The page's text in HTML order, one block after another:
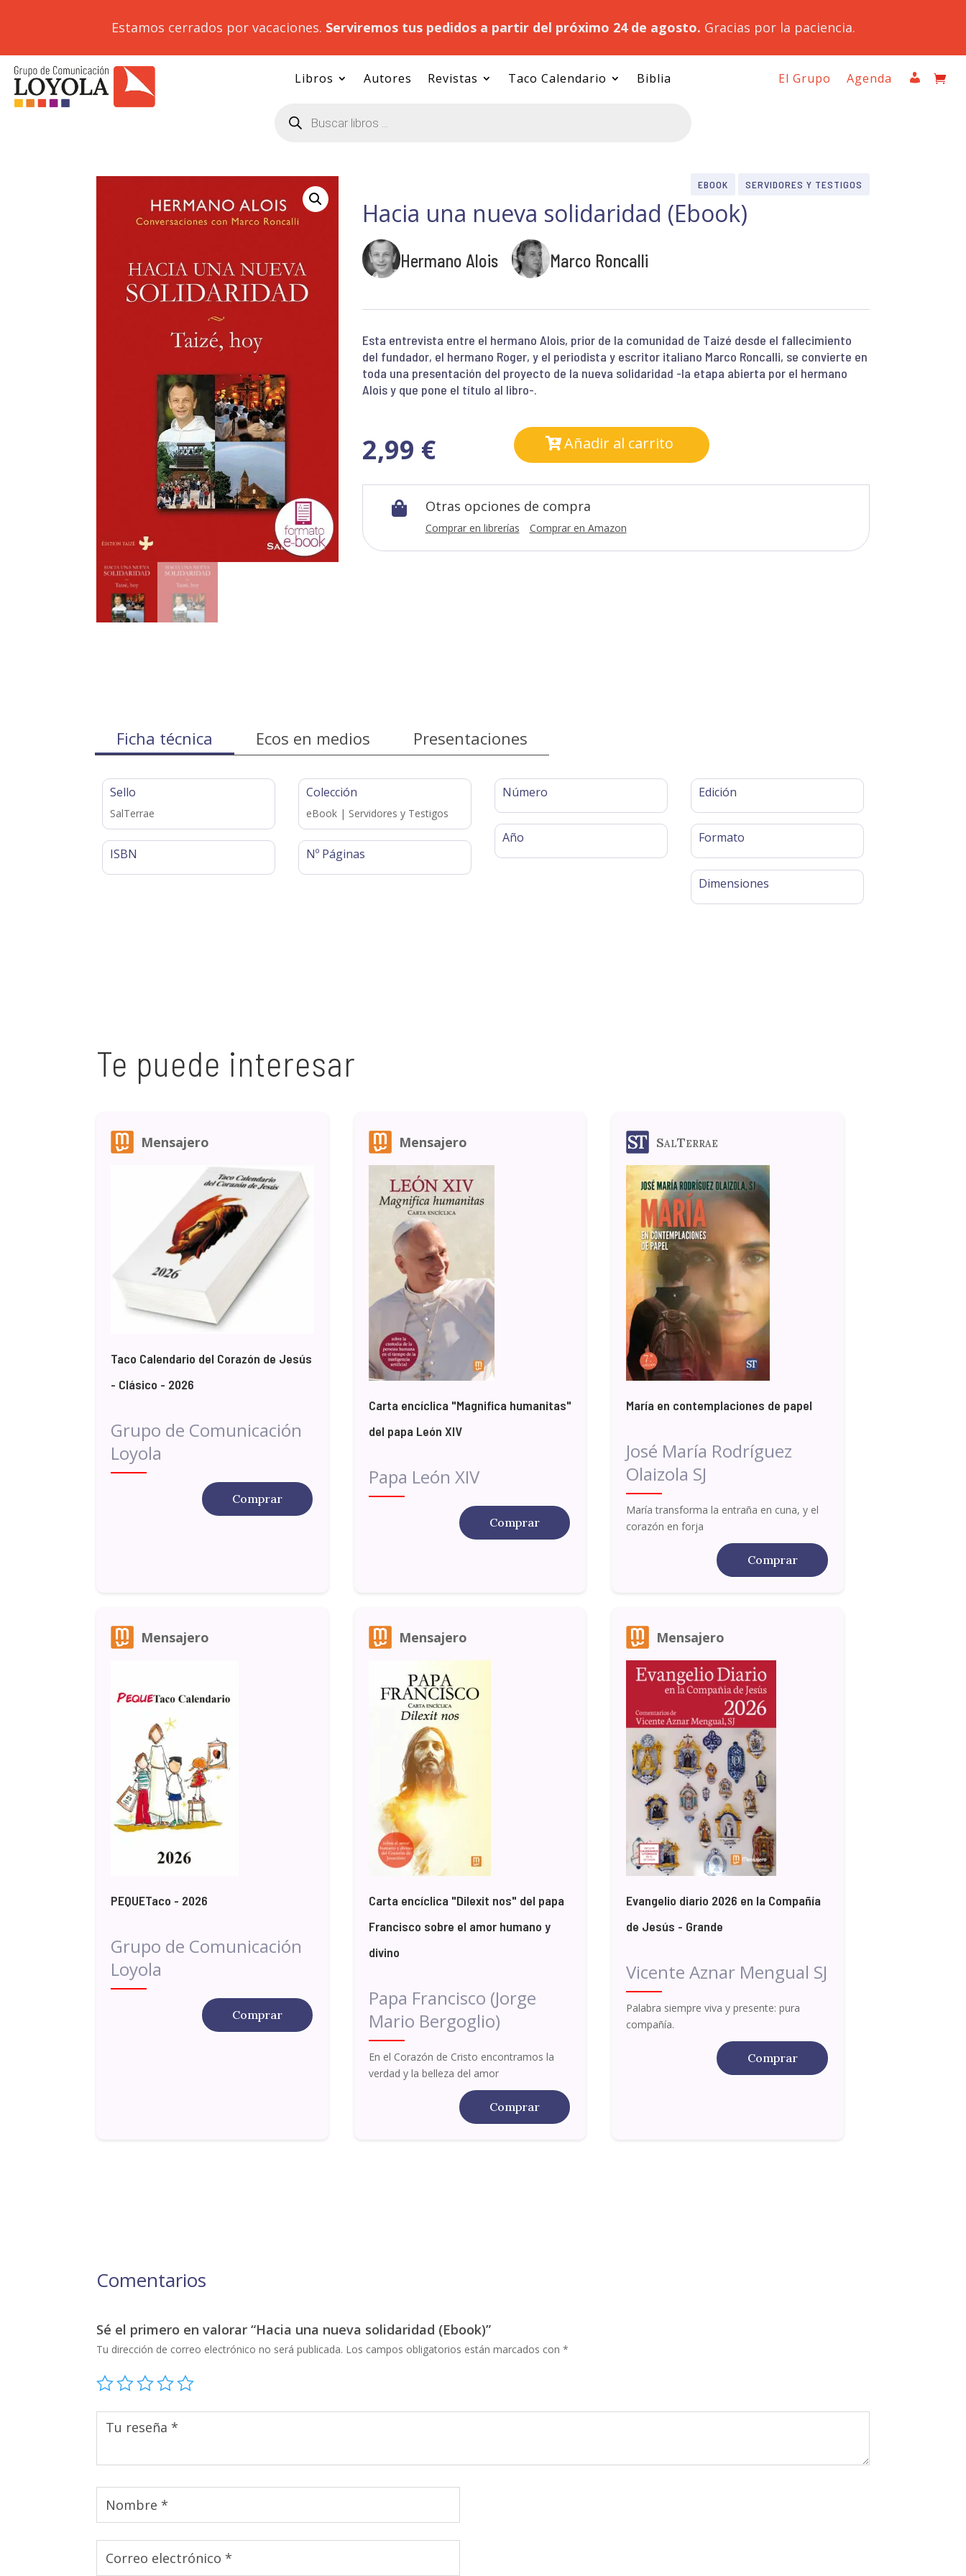
Estamos cerrados por vacaciones. Serviremos tus pedidos a partir del próximo 24 de agosto. Gracias por la paciencia.
Libros Autores Revistas Taco Calendario Biblia
productos
El Grupo Agenda
EBOOK SERVIDORES Y TESTIGOS
Hacia una nueva solidaridad (Ebook)
Hermano Alois Marco Roncalli
Esta entrevista entre el hermano Alois, prior de la comunidad de Taizé desde el fallecimiento
del fundador, el hermano Roger, y el periodista y escritor italiano Marco Roncalli, se convierte en
toda una presentación del proyecto de la nueva solidaridad -la etapa abierta por el hermano
Alois y que pone el título al libro-.
2,99 € Añadir al carrito
 Otras opciones de compra
Comprar en librerías Comprar en Amazon
Ficha técnica Ecos en medios Presentaciones
Sello
SalTerrae
ISBN
Colección
eBook | Servidores y Testigos
Nº Páginas
Número
Año
Edición
Formato
Dimensiones
Te puede interesar
Mensajero
Taco Calendario del Corazón de Jesús
- Clásico - 2026
Grupo de Comunicación
Loyola
Comprar
Mensajero
Carta encíclica "Magnifica humanitas"
del papa León XIV
Papa León XIV
Comprar
SalTerrae
María en contemplaciones de papel
José María Rodríguez
Olaizola SJ
María transforma la entraña en cuna, y el
corazón en forja
Comprar
Mensajero
PEQUETaco - 2026
Grupo de Comunicación
Loyola
Comprar
Mensajero
Carta encíclica "Dilexit nos" del papa
Francisco sobre el amor humano y
divino
Papa Francisco (Jorge
Mario Bergoglio)
En el Corazón de Cristo encontramos la
verdad y la belleza del amor
Comprar
Mensajero
Evangelio diario 2026 en la Compañía
de Jesús - Grande
Vicente Aznar Mengual SJ
Palabra siempre viva y presente: pura
compañía.
Comprar
Comentarios
Sé el primero en valorar “Hacia una nueva solidaridad (Ebook)”
Tu dirección de correo electrónico no será publicada. Los campos obligatorios están marcados con*